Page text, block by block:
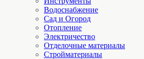
Водоснабжение
Сад и Огород
Отопление
Электричество
Отделочные материалы
Стройматериалы